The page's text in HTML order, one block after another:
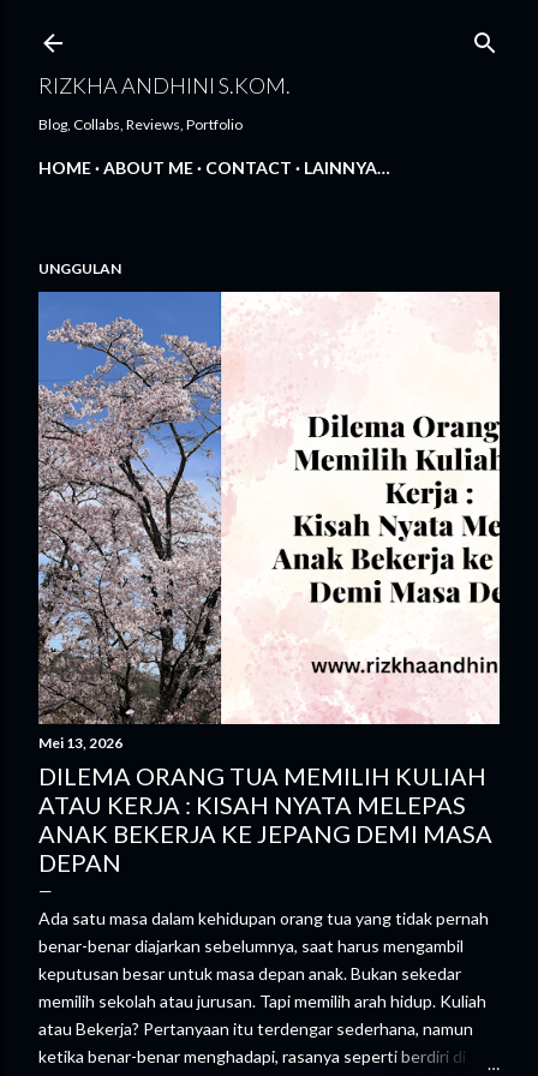
RIZKHA ANDHINI S.KOM.
Blog, Collabs, Reviews, Portfolio
HOME ABOUT ME CONTACT LAINNYA…
UNGGULAN
Mei 13, 2026
DILEMA ORANG TUA MEMILIH KULIAH
ATAU KERJA : KISAH NYATA MELEPAS
ANAK BEKERJA KE JEPANG DEMI MASA
DEPAN
Ada satu masa dalam kehidupan orang tua yang tidak pernah
benar-benar diajarkan sebelumnya, saat harus mengambil
keputusan besar untuk masa depan anak. Bukan sekedar
memilih sekolah atau jurusan. Tapi memilih arah hidup. Kuliah
atau Bekerja? Pertanyaan itu terdengar sederhana, namun
ketika benar-benar menghadapi, rasanya seperti berdiri di